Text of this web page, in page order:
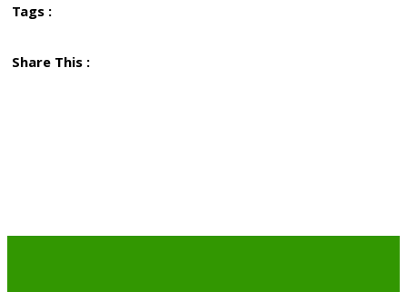
Tags :
Share This :